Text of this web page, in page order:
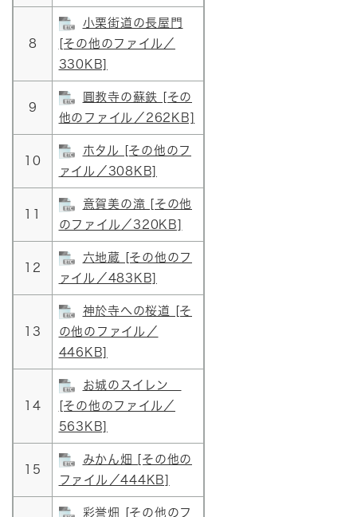
8
小栗街道の長屋門
[その他のファイル／
330KB]
9
圓教寺の蘇鉄 [その
他のファイル／262KB]
10
ホタル [その他のフ
ァイル／308KB]
意賀美の滝 [その他
のファイル／320KB]
12
六地蔵 [その他のフ
ァイル／483KB]
13
神於寺への桜道 [そ
の他のファイル／
446KB]
14
お城のスイレン
[その他のファイル／
563KB]
15
みかん畑 [その他の
ファイル／444KB]
彩誉畑 [その他のフ